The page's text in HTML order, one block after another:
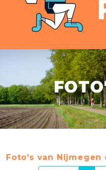
Foto's van Nijmegen